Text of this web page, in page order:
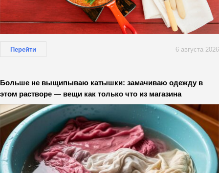
Перейти 6 августа 2026
Больше не выщипываю катышки: замачиваю одежду в
этом растворе — вещи как только что из магазина